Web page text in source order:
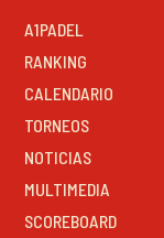
A1PADEL
RANKING
CALENDARIO
TORNEOS
NOTICIAS
MULTIMEDIA
SCOREBOARD